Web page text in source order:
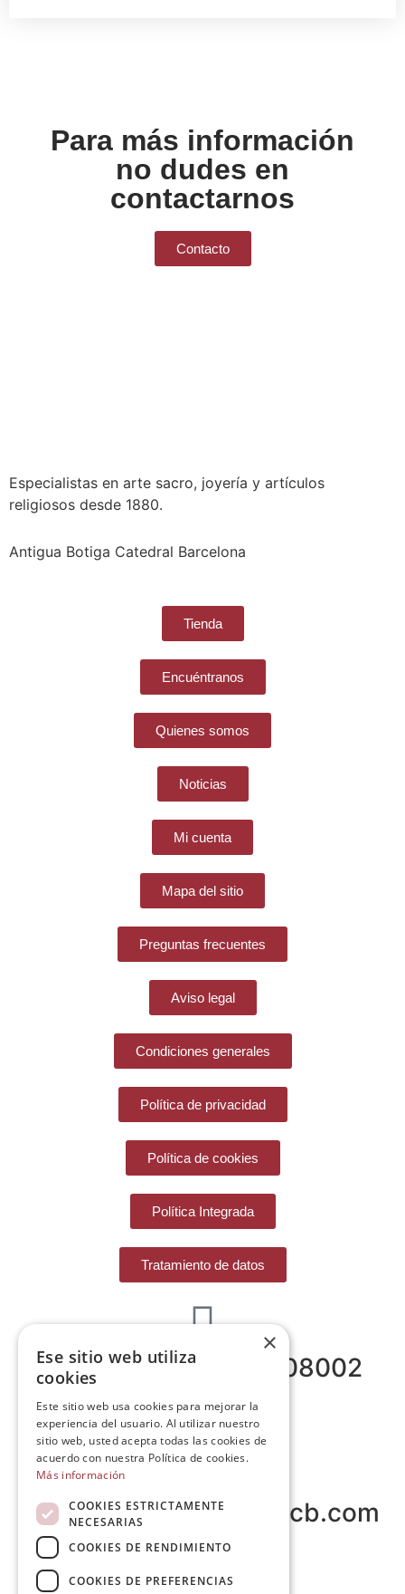
Para más información
no dudes en
contactarnos
Contacto
Especialistas en arte sacro, joyería y artículos
religiosos desde 1880.
Antigua Botiga Catedral Barcelona
Tienda
Encuéntranos
Quienes somos
Noticias
Mi cuenta
Mapa del sitio
Preguntas frecuentes
Aviso legal
Condiciones generales
Política de privacidad
Política de cookies
Política Integrada
Tratamiento de datos
Carrer del Duc, 12 - 08002
Barcelona
info@tiendareligiosabcb.com
×
Ese sitio web utiliza
cookies
Este sitio web usa cookies para mejorar la
experiencia del usuario. Al utilizar nuestro
sitio web, usted acepta todas las cookies de
acuerdo con nuestra Política de cookies.
Más información
COOKIES ESTRICTAMENTE
NECESARIAS
COOKIES DE RENDIMIENTO
COOKIES DE PREFERENCIAS